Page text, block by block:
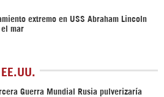
extremo en USS Abraham Lincoln
el mar
Guerra Mundial Rusia pulverizaría